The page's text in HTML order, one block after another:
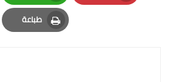
Pinterest
Whatsapp
طباعة
Print